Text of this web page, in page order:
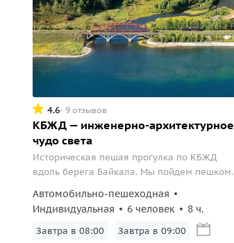
4.6 9 отзывов
КБЖД — инженерно-архитектурное
чудо света
Историческая пешая прогулка по КБЖД
вдоль берега Байкала. Мы пойдем пешком,
ее красоту. КБЖД органично встроена в
береговой ландшафт озера. Это будет
легко, при этом насыщено и познавательно.
Автомобильно-пешеходная
Индивидуальная
6 человек 8 ч.
Завтра в 08:00 Завтра в 09:00